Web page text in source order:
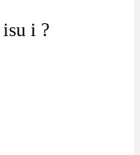
isu i ?